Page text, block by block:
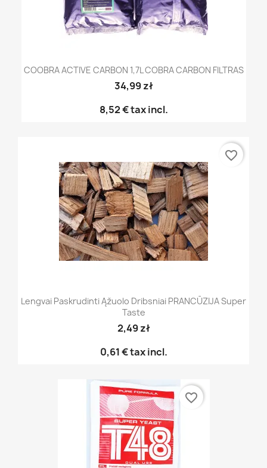
COOBRA ACTIVE CARBON 1,7L COBRA CARBON FILTRAS
34,99 zł
8,52 €tax incl.
Lengvai Paskrudinti Ąžuolo Dribsniai PRANCŪZIJA Super
Taste
2,49 zł
0,61 €tax incl.
favorite_border
favorite_border